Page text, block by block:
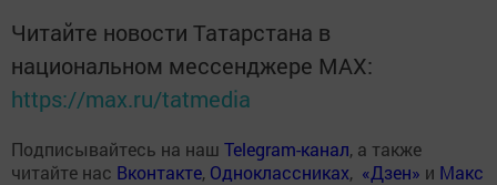
Читайте новости Татарстана в
национальном мессенджере MАХ:
https://max.ru/tatmedia
Подписывайтесь на наш Telegram-канал, а также
читайте нас Вконтакте, Одноклассниках, «Дзен» и Макс